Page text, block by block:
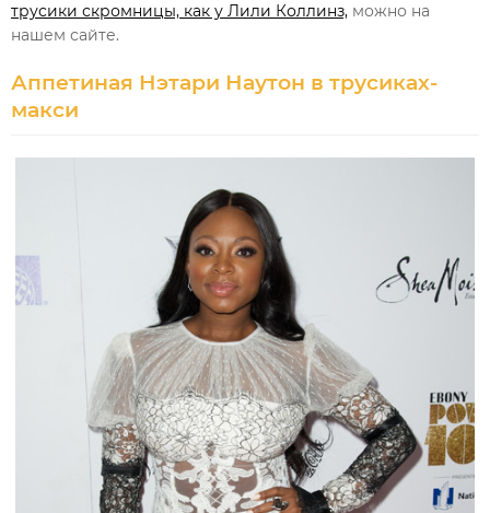
трусики скромницы, как у Лили Коллинз, можно на
нашем сайте.
Аппетиная Нэтари Наутон в трусиках-
макси